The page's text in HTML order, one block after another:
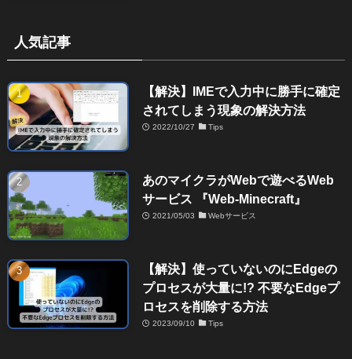
人気記事
【解決】IMEで入力中に勝手に確定
されてしまう現象の解決方法
2022/10/27 Tips
あのマイクラがWebで遊べるWeb
サービス 『Web-Minecraft』
2021/05/03 Webサービス
【解決】使っていないのにEdgeの
プロセスが大量に!? 不要なEdgeプ
ロセスを削除する方法
2023/09/10 Tips